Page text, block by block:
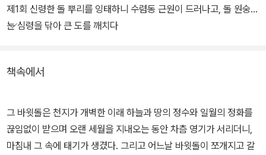
구가 덧입혀진다. 삼장 법사와 손오공, 저팔계, 사오정 일행이 불경을
가지러 천축으로 여행하는 과정에서 벌어지는 다채로운 사건들이 그
과다하게 축약되거나 일본어 중역을 거친 판본이 아닌, 하나하나의
수 있다. <춘향전>이나 <흥부전> 등 우리 나라의 고전소설처럼 현란
하게 늘어지는 사설과 구석구석 스며있는 민중적 정서, 소설 전편에
흐르는 익살과 해학이 매력적이다.
제1회 신령한 돌 뿌리를 잉태하니 수렴동 근원이 드러나고, 돌 원숭이
는 심령을 닦아 큰 도를 깨치다
책속에서
그 바윗돌은 천지가 개벽한 이래 하늘과 땅의 정수와 일월의 정화를
끊임없이 받으며 오랜 세월을 지내오는 동안 차츰 영기가 서리더니,
마침내 그 속에 태기가 생겼다. 그리고 어느날 바윗돌이 쪼개지고 갈